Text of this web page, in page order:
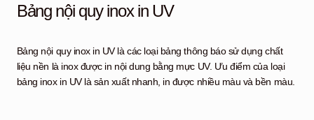
Khách hàng
Tư vấn kỹ thuật
Hỏi đáp
Bảng nội quy inox in UV
Bảng nội quy inox in UV là các loại bảng thông báo sử dụng chất
liệu nền là inox được in nội dung bằng mực UV. Ưu điểm của loại
bảng inox in UV là sản xuất nhanh, in được nhiều màu và bền màu.